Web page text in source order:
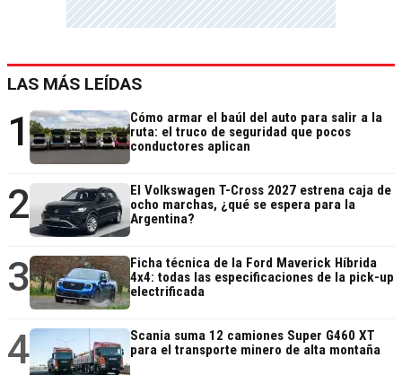
LAS MÁS LEÍDAS
1
Cómo armar el baúl del auto para salir a la
ruta: el truco de seguridad que pocos
conductores aplican
2
El Volkswagen T-Cross 2027 estrena caja de
ocho marchas, ¿qué se espera para la
Argentina?
3
Ficha técnica de la Ford Maverick Híbrida
4x4: todas las especificaciones de la pick-up
electrificada
4
Scania suma 12 camiones Super G460 XT
para el transporte minero de alta montaña